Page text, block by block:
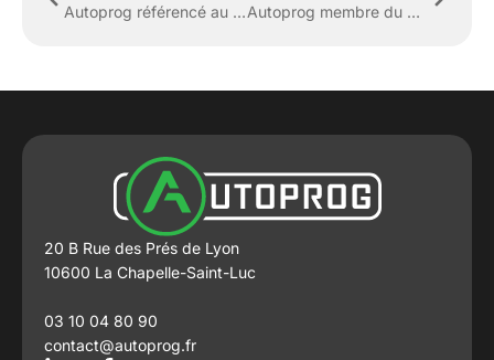
Autoprog référencé au catalogue officiel des actions CEPP
Autoprog membre du Réseau Biogaz Vallée – Créateur de valeur
20 B Rue des Prés de Lyon
10600 La Chapelle-Saint-Luc
03 10 04 80 90
contact@autoprog.fr